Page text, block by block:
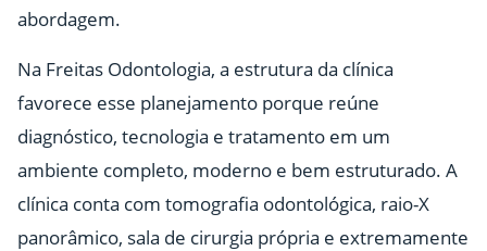
abordagem.
Na Freitas Odontologia, a estrutura da clínica
favorece esse planejamento porque reúne
diagnóstico, tecnologia e tratamento em um
ambiente completo, moderno e bem estruturado. A
clínica conta com tomografia odontológica, raio-X
panorâmico, sala de cirurgia própria e extremamente